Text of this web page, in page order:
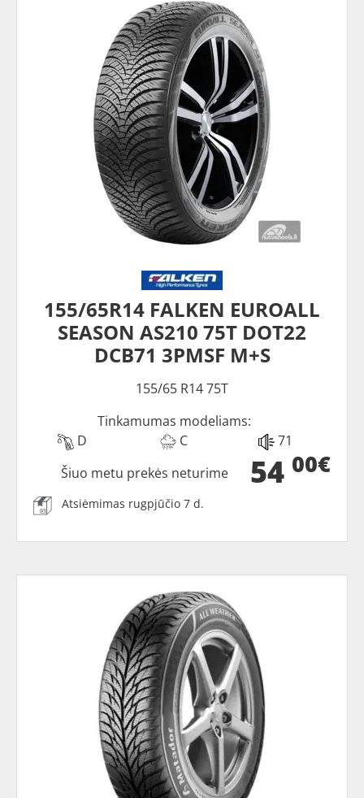
155/65R14 FALKEN EUROALL
SEASON AS210 75T DOT22
DCB71 3PMSF M+S
155/65 R14 75T
Tinkamumas modeliams:
D
C 71
54 00€
Šiuo metu prekės neturime
Atsiėmimas rugpjūčio 7 d.